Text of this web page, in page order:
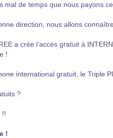
mal de temps que nous payons
direction, nous allons
a crée l’accès gratuit à
!
international gratuit, le Triple
?
!!
!